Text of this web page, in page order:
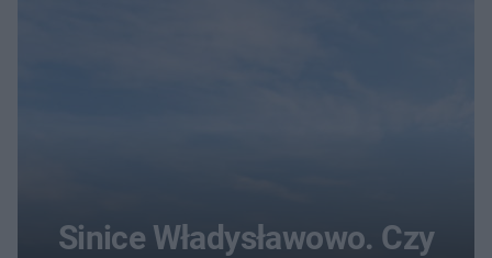
Sinice Władysławowo. Czy